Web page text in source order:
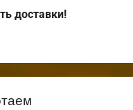
доставки!